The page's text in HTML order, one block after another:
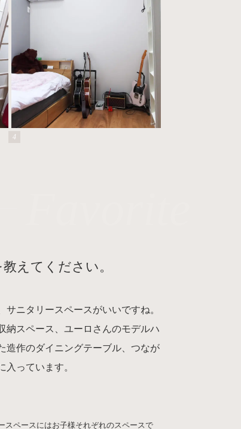
えてください。
サニタリースペースがいいですね。
納スペース、ユーロさんのモデルハ
造作のダイニングテーブル、つなが
入っています。
ペースにはお子様それぞれのスペースで